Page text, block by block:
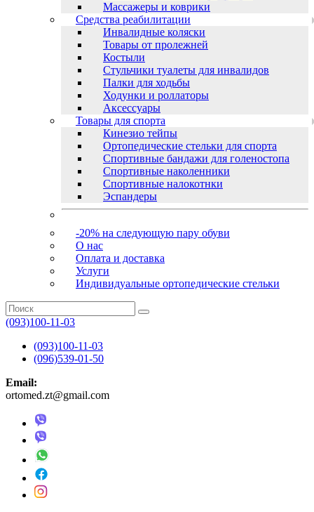
Массажеры и коврики
Средства реабилитации
Инвалидные коляски
Товары от пролежней
Костыли
Стульчики туалеты для инвалидов
Палки для ходьбы
Ходунки и роллаторы
Аксессуары
Товары для спорта
Кинезио тейпы
Ортопедические стельки для спорта
Спортивные бандажи для голеностопа
Спортивные наколенники
Спортивные налокотнки
Эспандеры
-20% на следующую пару обуви
О нас
Оплата и доставка
Услуги
Индивидуальные ортопедические стельки
(093)100-11-03
(093)100-11-03
(096)539-01-50
Email:
ortomed.zt@gmail.com